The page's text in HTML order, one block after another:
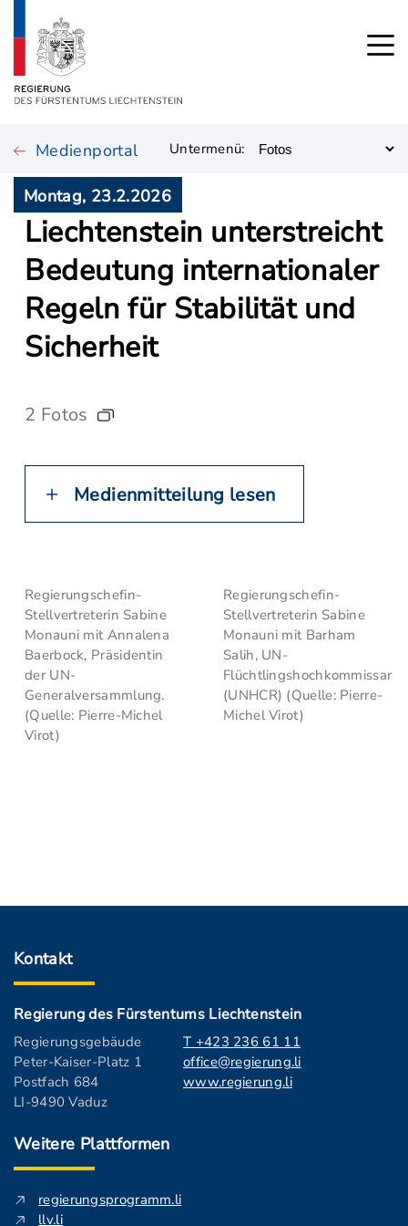
Medienportal Untermenü:
Montag, 23.2.2026
Liechtenstein unterstreicht
Bedeutung internationaler
Regeln für Stabilität und
Sicherheit
2 Fotos
Medienmitteilung lesen
Regierungschefin-
Stellvertreterin Sabine
Monauni mit Annalena
Baerbock, Präsidentin
der UN-
Generalversammlung.
(Quelle: Pierre-Michel
Virot)
Regierungschefin-
Stellvertreterin Sabine
Monauni mit Barham
Salih, UN-
Flüchtlingshochkommissar
(UNHCR) (Quelle: Pierre-
Michel Virot)
Kontakt
Regierung des Fürstentums Liechtenstein
Regierungsgebäude
Peter-Kaiser-Platz 1
Postfach 684
LI-9490 Vaduz
T +423 236 61 11
office@regierung.li
www.regierung.li
Weitere Plattformen
regierungsprogramm.li
llv.li